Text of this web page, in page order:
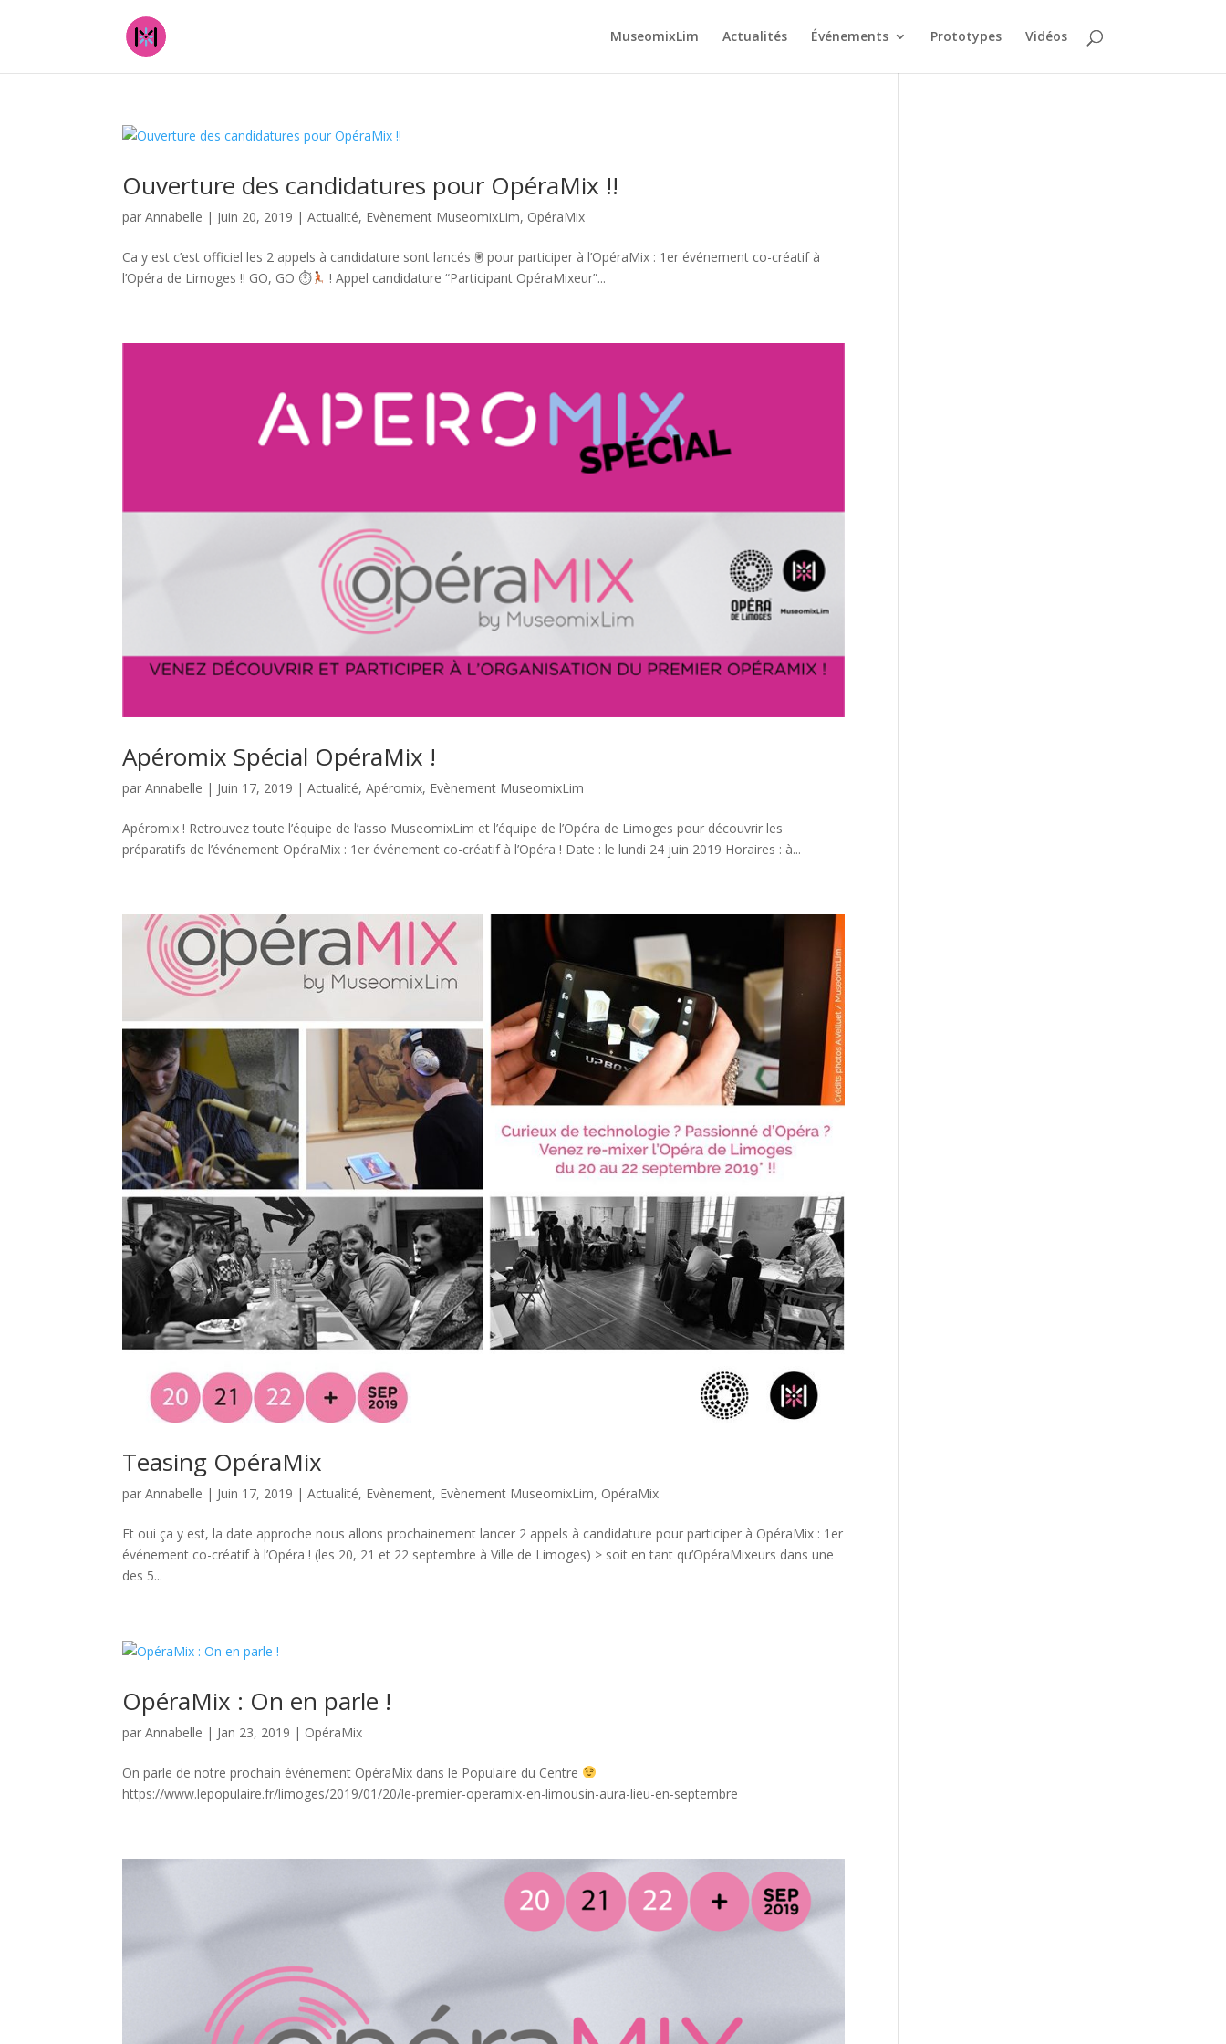
MuseomixLim Actualités Événements Prototypes Vidéos
Ouverture des candidatures pour OpéraMix !!
parAnnabelle | Juin 20, 2019 |Actualité, Evènement MuseomixLim, OpéraMix
Ca y est c’est officiel les 2 appels à candidature sont lancés 🖲 pour participer à l’OpéraMix : 1er événement co-créatif à
l’Opéra de Limoges !! GO, GO ⏱
! Appel candidature “Participant OpéraMixeur”...
Apéromix Spécial OpéraMix !
parAnnabelle | Juin 17, 2019 |Actualité,Apéromix, Evènement MuseomixLim
Apéromix ! Retrouvez toute l’équipe de l’asso MuseomixLim et l’équipe de l’Opéra de Limoges pour découvrir les
préparatifs de l’événement OpéraMix : 1er événement co-créatif à l’Opéra ! Date : le lundi 24 juin 2019 Horaires : à...
Teasing OpéraMix
parAnnabelle | Juin 17, 2019 |Actualité, Evènement, Evènement MuseomixLim, OpéraMix
Et oui ça y est, la date approche nous allons prochainement lancer 2 appels à candidature pour participer à OpéraMix : 1er
événement co-créatif à l’Opéra ! (les 20, 21 et 22 septembre à Ville de Limoges) > soit en tant qu’OpéraMixeurs dans une
des 5...
OpéraMix : On en parle !
parAnnabelle | Jan 23, 2019 | OpéraMix
On parle de notre prochain événement OpéraMix dans le Populaire du Centre
https://www.lepopulaire.fr/limoges/2019/01/20/le-premier-operamix-en-limousin-aura-lieu-en-septembre